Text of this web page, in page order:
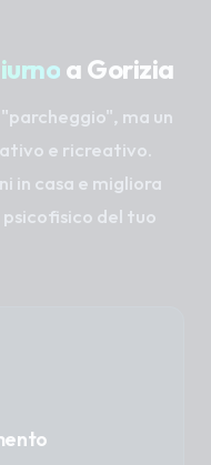
a Gorizia
"parcheggio", ma un
e ricreativo.
in casa e migliora
del tuo